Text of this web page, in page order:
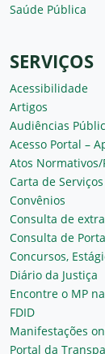
Saúde Pública
SERVIÇOS
Acessibilidade
Artigos
Audiências
Acesso Portal –
Atos
Carta de
Convênios
Consulta de
Consulta de
Concursos,
Diário da Justiça
Encontre o MP
FDID
Manifestações
Portal da